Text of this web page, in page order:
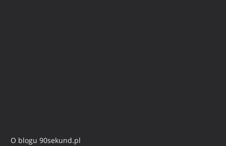
O blogu 90sekund.pl